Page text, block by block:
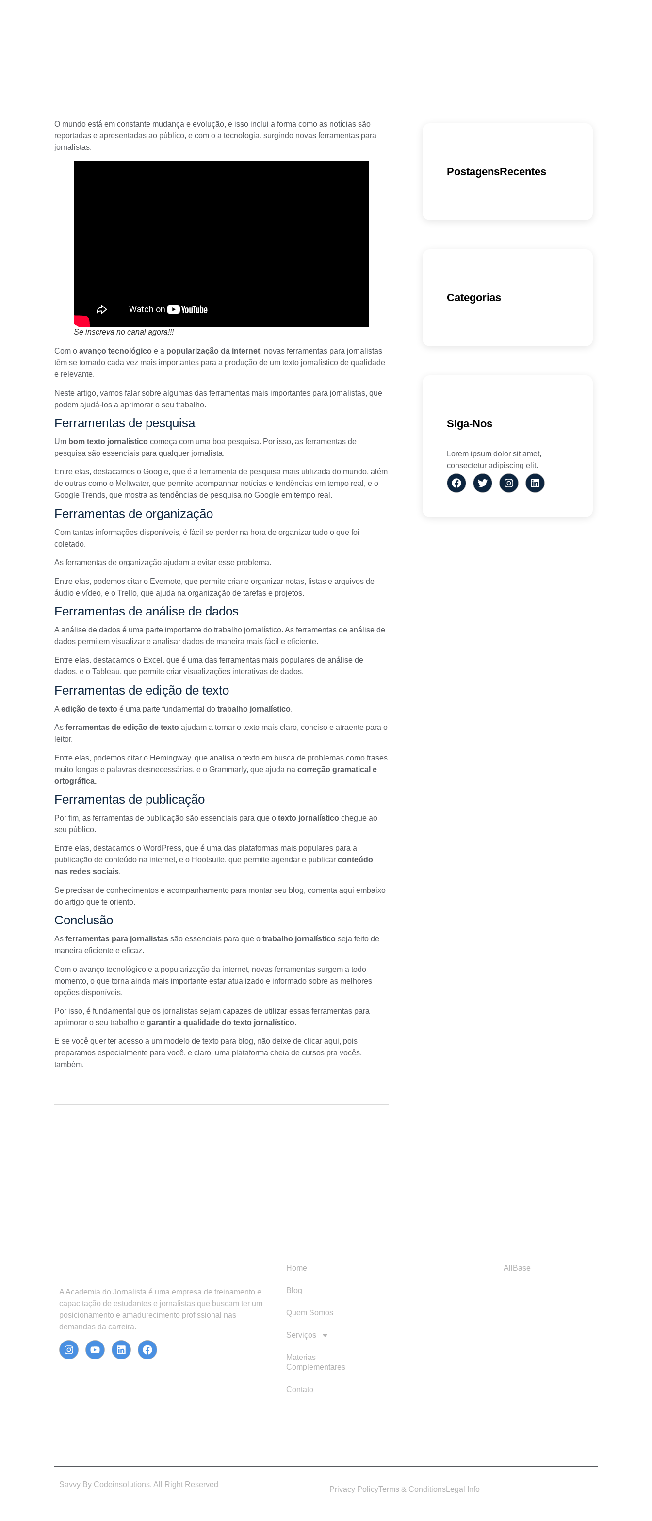
O mundo está em constante mudança e evolução, e isso inclui a forma como as notícias são
reportadas e apresentadas ao público, e com o a tecnologia, surgindo novas ferramentas para
jornalistas.
Se inscreva no canal agora!!!
Com o avanço tecnológico e a popularização da internet, novas ferramentas para jornalistas
têm se tornado cada vez mais importantes para a produção de um texto jornalístico de qualidade
e relevante.
Neste artigo, vamos falar sobre algumas das ferramentas mais importantes para jornalistas, que
podem ajudá-los a aprimorar o seu trabalho.
Ferramentas de pesquisa
Um bom texto jornalístico começa com uma boa pesquisa. Por isso, as ferramentas de
pesquisa são essenciais para qualquer jornalista.
Entre elas, destacamos o Google, que é a ferramenta de pesquisa mais utilizada do mundo, além
de outras como o Meltwater, que permite acompanhar notícias e tendências em tempo real, e o
Google Trends, que mostra as tendências de pesquisa no Google em tempo real.
Ferramentas de organização
Com tantas informações disponíveis, é fácil se perder na hora de organizar tudo o que foi
coletado.
As ferramentas de organização ajudam a evitar esse problema.
Entre elas, podemos citar o Evernote, que permite criar e organizar notas, listas e arquivos de
áudio e vídeo, e o Trello, que ajuda na organização de tarefas e projetos.
Ferramentas de análise de dados
A análise de dados é uma parte importante do trabalho jornalístico. As ferramentas de análise de
dados permitem visualizar e analisar dados de maneira mais fácil e eficiente.
Entre elas, destacamos o Excel, que é uma das ferramentas mais populares de análise de
dados, e o Tableau, que permite criar visualizações interativas de dados.
Ferramentas de edição de texto
A edição de texto é uma parte fundamental do trabalho jornalístico.
As ferramentas de edição de texto ajudam a tornar o texto mais claro, conciso e atraente para o
leitor.
Entre elas, podemos citar o Hemingway, que analisa o texto em busca de problemas como frases
muito longas e palavras desnecessárias, e o Grammarly, que ajuda na correção gramatical e
ortográfica.
Ferramentas de publicação
Por fim, as ferramentas de publicação são essenciais para que o texto jornalístico chegue ao
seu público.
Entre elas, destacamos o WordPress, que é uma das plataformas mais populares para a
publicação de conteúdo na internet, e o Hootsuite, que permite agendar e publicar conteúdo
nas redes sociais.
Se precisar de conhecimentos e acompanhamento para montar seu blog, comenta aqui embaixo
do artigo que te oriento.
Conclusão
As ferramentas para jornalistas são essenciais para que o trabalho jornalístico seja feito de
maneira eficiente e eficaz.
Com o avanço tecnológico e a popularização da internet, novas ferramentas surgem a todo
momento, o que torna ainda mais importante estar atualizado e informado sobre as melhores
opções disponíveis.
Por isso, é fundamental que os jornalistas sejam capazes de utilizar essas ferramentas para
aprimorar o seu trabalho e garantir a qualidade do texto jornalístico.
E se você quer ter acesso a um modelo de texto para blog, não deixe de clicar aqui, pois
preparamos especialmente para você, e claro, uma plataforma cheia de cursos pra vocês,
também.
PostagensRecentes
Categorias
Siga-Nos
Lorem ipsum dolor sit amet,
consectetur adipiscing elit.
A Academia do Jornalista é uma empresa de treinamento e
capacitação de estudantes e jornalistas que buscam ter um
posicionamento e amadurecimento profissional nas
demandas da carreira.
Home
Blog
Quem Somos
Serviços
Materias
Complementares
Contato
AllBase
Savvy By Codeinsolutions. All Right Reserved
Privacy PolicyTerms & Conditions Legal Info